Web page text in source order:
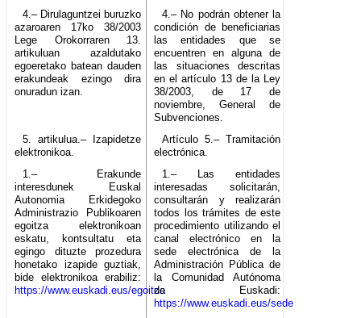
4.– Dirulaguntzei buruzko
azaroaren 17ko 38/2003
Lege Orokorraren 13.
artikuluan azaldutako
egoeretako batean dauden
erakundeak ezingo dira
onuradun izan.
4.– No podrán obtener la
condición de beneficiarias
las entidades que se
encuentren en alguna de
las situaciones descritas
en el artículo 13 de la Ley
38/2003, de 17 de
noviembre, General de
Subvenciones.
5. artikulua.– Izapidetze
elektronikoa.
Artículo 5.– Tramitación
electrónica.
1.– Erakunde
interesdunek Euskal
Autonomia Erkidegoko
Administrazio Publikoaren
egoitza elektronikoan
eskatu, kontsultatu eta
egingo dituzte prozedura
honetako izapide guztiak,
bide elektronikoa erabiliz:
https://www.euskadi.eus/egoitza
1.– Las entidades
interesadas solicitarán,
consultarán y realizarán
todos los trámites de este
procedimiento utilizando el
canal electrónico en la
sede electrónica de la
Administración Pública de
la Comunidad Autónoma
de Euskadi:
https://www.euskadi.eus/sede